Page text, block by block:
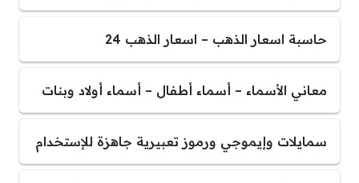
حاسبة اسعار الذهب – اسعار الذهب 24
معاني الأسماء – أسماء أطفال – أسماء أولاد وبنات
سمايلات وإيموجي ورموز تعبيرية جاهزة للإستخدام